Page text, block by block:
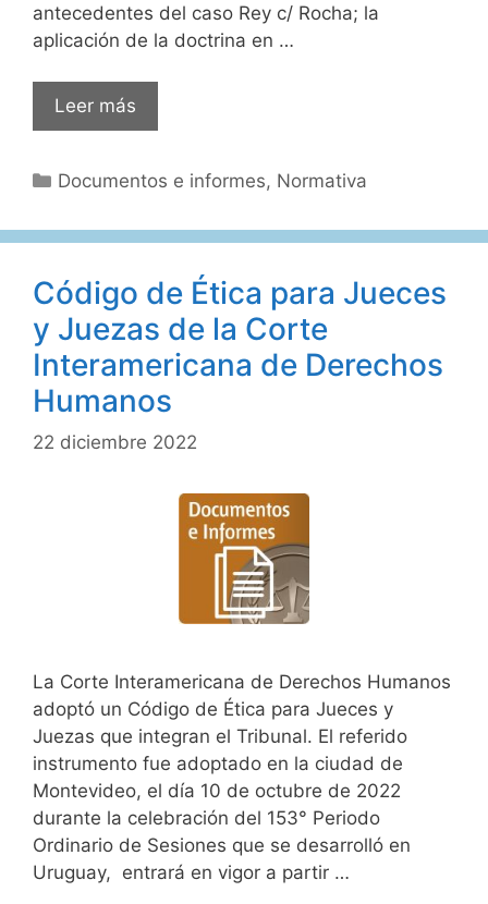
antecedentes del caso Rey c/ Rocha; la
aplicación de la doctrina en …
Leer más
primeros
sobre
doctrina
la
arbitrariedad
Categorías
Documentos e informes, Normativa
Código de Ética para Jueces
y Juezas de la Corte
Interamericana de Derechos
Humanos
22 diciembre 2022
La Corte Interamericana de Derechos Humanos
adoptó un Código de Ética para Jueces y
Juezas que integran el Tribunal. El referido
instrumento fue adoptado en la ciudad de
Montevideo, el día 10 de octubre de 2022
durante la celebración del 153° Periodo
Ordinario de Sesiones que se desarrolló en
Uruguay, entrará en vigor a partir …